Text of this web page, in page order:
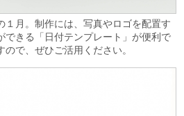
１月。制作には、写真やロゴを配置す
できる「日付テンプレート」が便利で
で、ぜひご活用ください。